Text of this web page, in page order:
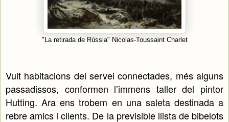
"La retirada de Rússia" Nicolas-Toussaint Charlet
Vuit habitacions del servei connectades, més alguns
passadissos, conformen l’immens taller del pintor
Hutting. Ara ens trobem en una saleta destinada a
rebre amics i clients. De la previsible llista de bibelots